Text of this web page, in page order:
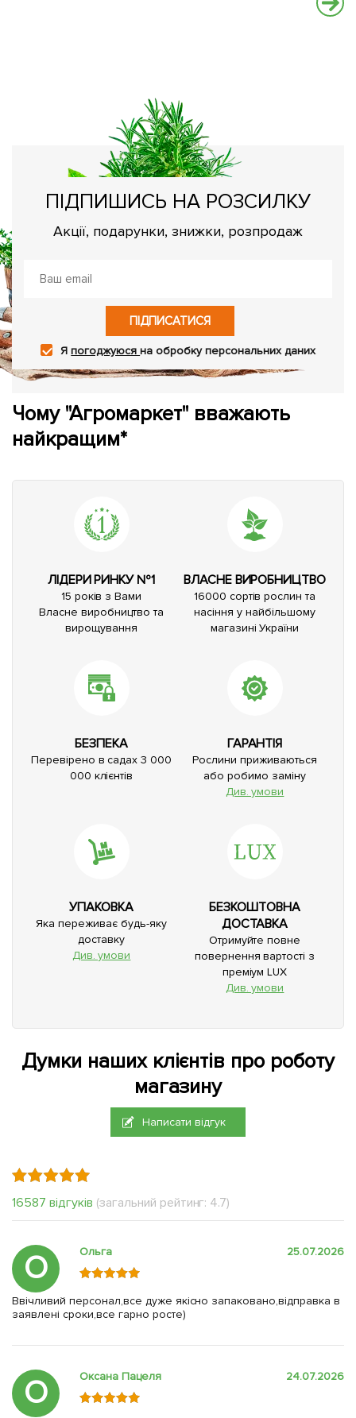
ПІДПИШИСЬ НА РОЗСИЛКУ
Акції, подарунки, знижки, розпродаж
ПІДПИСАТИСЯ
Япогоджуюсяна обробку персональних даних
Чому "Агромаркет" вважають
найкращим*
ЛІДЕРИ РИНКУ №1
15 років з Вами
Власне виробництво та
вирощування
ВЛАСНЕ ВИРОБНИЦТВО
16000 сортів рослин та
насіння у найбільшому
магазині України
БЕЗПЕКА
Перевірено в садах 3 000
000 клієнтів
ГАРАНТІЯ
Рослини приживаються
або робимо заміну
Див. умови
УПАКОВКА
Яка переживає будь-яку
доставку
Див. умови
БЕЗКОШТОВНА
ДОСТАВКА
Отримуйте повне
повернення вартості з
преміум LUX
Див. умови
Думки наших клієнтів про роботу
магазину
Написати відгук
16587 відгуків (загальний рейтинг: 4.7)
О Ольга 25.07.2026
Ввічливий персонал,все дуже якісно запаковано,відправка в
заявлені сроки,все гарно росте)
О Оксана Пацеля 24.07.2026